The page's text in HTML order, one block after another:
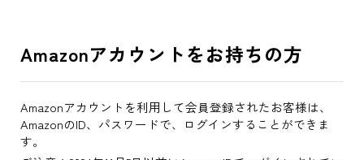
Amazonアカウントをお持ちの方
Amazonアカウントを利用して会員登録されたお客様は、
AmazonのID、パスワードで、ログインすることができま
す。